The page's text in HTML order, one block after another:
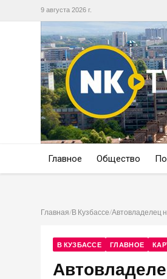
9 августа 2026 г.
Главное Общество
Главная/В Кузбассе/Автовладелец
В КУЗБАССЕ ГЛАВНОЕ